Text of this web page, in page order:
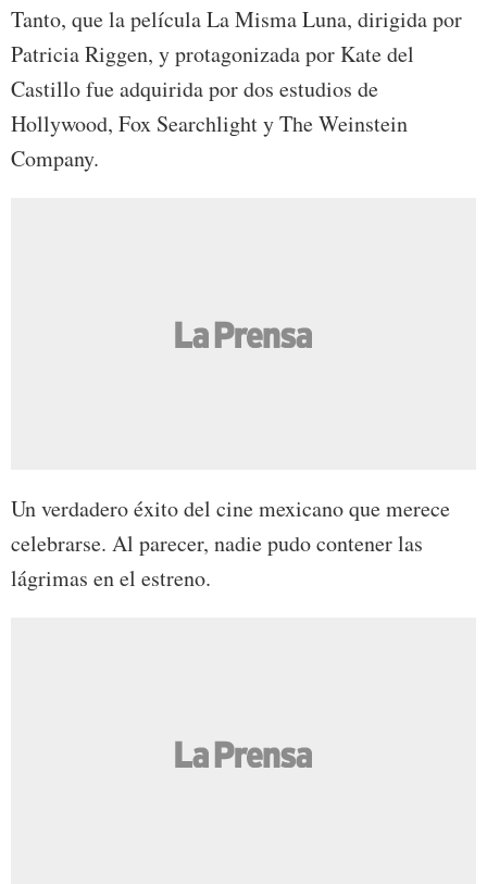
Tanto, que la película La Misma Luna, dirigida por
Patricia Riggen, y protagonizada por Kate del
Castillo fue adquirida por dos estudios de
Hollywood, Fox Searchlight y The Weinstein
Company.
Un verdadero éxito del cine mexicano que merece
celebrarse. Al parecer, nadie pudo contener las
lágrimas en el estreno.